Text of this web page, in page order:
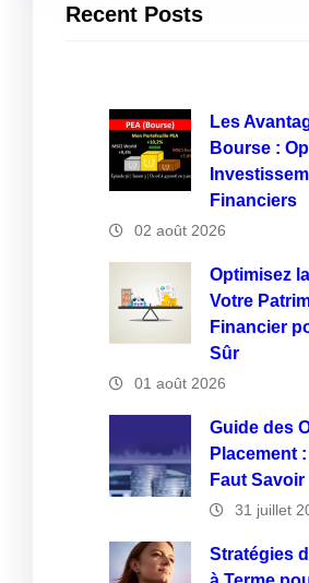
Recent Posts
Les
Bourse :
Financiers
02 août 2026
Optimisez
Votre
Financier
Sûr
01 août 2026
Guide des
Placement :
Faut Savoir
31 juillet
Stratégies